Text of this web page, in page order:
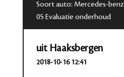
Soort auto: Mercedes-benz
05 Evaluatie onderhoud
uit Haaksbergen
2018-10-16 12:41